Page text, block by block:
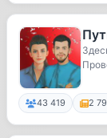
43 419 2